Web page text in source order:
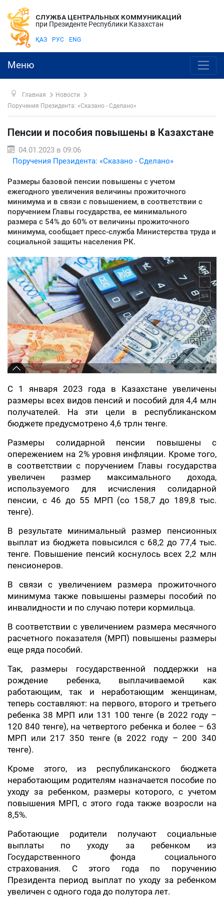
СЛУЖБА ЦЕНТРАЛЬНЫХ КОММУНИКАЦИЙ
при Президенте Республики Казахстан
ҚАЗ РУС ENG
Меню
Главная
Новости
Поручения Президента: «Сказано - Сделано»
Пенсии и пособия повышены в Казахстане
04.01.2023 в 09:06
Поручения Президента: «Сказано - Сделано»
Размеры базовой пенсии повышены с учетом
ежегодного увеличения величины прожиточного
минимума и в связи с повышением, в соответствии с
поручением Главы государства, ее минимального
размера с 54% до 60% от величины прожиточного
минимума, сообщает пресс-служба Министерства труда и
социальной защиты населения РК.
С 1 января 2023 года в Казахстане увеличены
размеры всех видов пенсий и пособий для 4,4 млн
получателей. На эти цели в республиканском
бюджете предусмотрено 4,6 трлн тенге.
Размеры солидарной пенсии повышены с
опережением на 2% уровня инфляции. Кроме того,
в соответствии с поручением Главы государства
увеличен размер максимального дохода,
используемого для исчисления солидарной
пенсии, с 46 до 55 МРП (со 158,7 до 189,8 тыс.
тенге).
В результате минимальный размер пенсионных
выплат из бюджета повысился с 68,2 до 77,4 тыс.
тенге. Повышение пенсий коснулось всех 2,2 млн
пенсионеров.
В связи с увеличением размера прожиточного
минимума также повышены размеры пособий по
инвалидности и по случаю потери кормильца.
В соответствии с увеличением размера месячного
расчетного показателя (МРП) повышены размеры
еще ряда пособий.
Так, размеры государственной поддержки на
рождение ребенка, выплачиваемой как
работающим, так и неработающим женщинам,
теперь составляют: на первого, второго и третьего
ребенка 38 МРП или 131 100 тенге (в 2022 году –
120 840 тенге), на четвертого ребенка и более – 63
МРП или 217 350 тенге (в 2022 году – 200 340
тенге).
Кроме этого, из республиканского бюджета
неработающим родителям назначается пособие по
уходу за ребенком, размеры которого, с учетом
повышения МРП, с этого года также возросли на
8,5%.
Работающие родители получают социальные
выплаты по уходу за ребенком из
Государственного фонда социального
страхования. С этого года по поручению
Президента период выплат по уходу за ребенком
увеличен с одного года до полутора лет.